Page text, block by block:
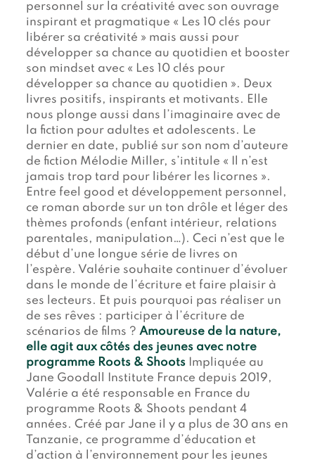
personnel sur la créativité avec son ouvrage
inspirant et pragmatique « Les 10 clés pour
libérer sa créativité » mais aussi pour
développer sa chance au quotidien et booster
son mindset avec « Les 10 clés pour
développer sa chance au quotidien ». Deux
livres positifs, inspirants et motivants. Elle
nous plonge aussi dans l’imaginaire avec de
la fiction pour adultes et adolescents. Le
dernier en date, publié sur son nom d’auteure
de fiction Mélodie Miller, s’intitule « Il n’est
jamais trop tard pour libérer les licornes ».
Entre feel good et développement personnel,
ce roman aborde sur un ton drôle et léger des
thèmes profonds (enfant intérieur, relations
parentales, manipulation…). Ceci n’est que le
début d’une longue série de livres on
l’espère. Valérie souhaite continuer d’évoluer
dans le monde de l’écriture et faire plaisir à
ses lecteurs. Et puis pourquoi pas réaliser un
de ses rêves : participer à l’écriture de
scénarios de films ? Amoureuse de la nature,
elle agit aux côtés des jeunes avec notre
programme Roots & ShootsImpliquée au
Jane Goodall Institute France depuis 2019,
Valérie a été responsable en France du
programme Roots & Shoots pendant 4
années. Créé par Jane il y a plus de 30 ans en
Tanzanie, ce programme d’éducation et
d’action à l’environnement pour les jeunes